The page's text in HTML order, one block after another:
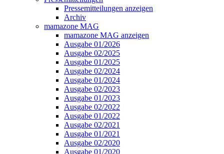
Pressemitteilungen anzeigen
Archiv
mamazone MAG
mamazone MAG anzeigen
Ausgabe 01/2026
Ausgabe 02/2025
Ausgabe 01/2025
Ausgabe 02/2024
Ausgabe 01/2024
Ausgabe 02/2023
Ausgabe 01/2023
Ausgabe 02/2022
Ausgabe 01/2022
Ausgabe 02/2021
Ausgabe 01/2021
Ausgabe 02/2020
Ausgabe 01/2020